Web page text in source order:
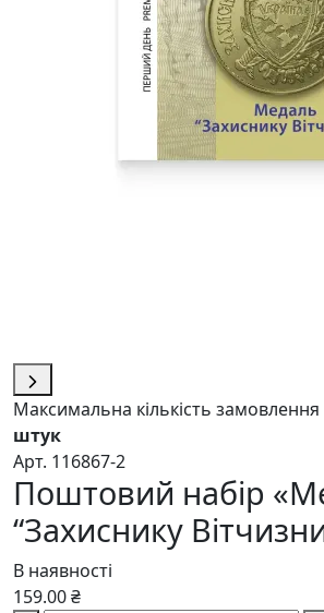
Максимальна кількість
штук
Арт. 116867-2
Поштовий набір
“Захиснику
В наявності
159.00 ₴